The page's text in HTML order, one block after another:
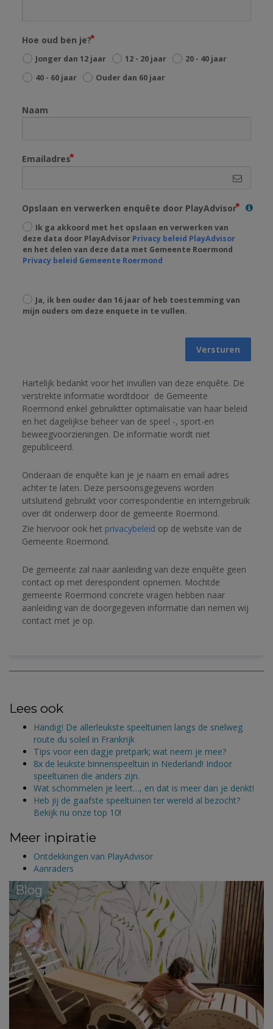
Hoe oud ben je?
Jonger dan 12 jaar 12 - 20 jaar
20 - 40 jaar
40 - 60 jaar
Ouder dan 60 jaar
Naam
Emailadres
Opslaan en verwerken enquête door PlayAdvisor
Ik ga akkoord met het opslaan en verwerken van
deze data door PlayAdvisor Privacy beleid PlayAdvisor
en het delen van deze data met Gemeente Roermond
Privacy beleid Gemeente Roermond
Ja, ik ben ouder dan 16 jaar of heb toestemming van
mijn ouders om deze enquete in te vullen.
Versturen
Hartelijk bedankt voor het invullen van deze enquête. De
verstrekte informatie wordtdoor de Gemeente
Roermond enkel gebruiktter optimalisatie van haar beleid
en het dagelijkse beheer van de speel -, sport-en
beweegvoorzieningen. De informatie wordt niet
gepubliceerd.
Onderaan de enquête kan je je naam en email adres
achter te laten. Deze persoonsgegevens worden
uitsluitend gebruikt voor correspondentie en interngebruik
over dit onderwerp door de gemeente Roermond.
Zie hiervoor ook het privacybeleid op de website van de
Gemeente Roermond.
De gemeente zal naar aanleiding van deze enquête geen
contact op met derespondent opnemen. Mochtde
gemeente Roermond concrete vragen hebben naar
aanleiding van de doorgegeven informatie dan nemen wij
contact met je op.
Lees ook
Handig! De allerleukste speeltuinen langs de snelweg
route du soleil in Frankrijk
Tips voor een dagje pretpark; wat neem je mee?
8x de leukste binnenspeeltuin in Nederland! Indoor
speeltuinen die anders zijn.
Wat schommelen je leert…, en dat is meer dan je denkt!
Heb jij de gaafste speeltuinen ter wereld al bezocht?
Bekijk nu onze top 10!
Meer inpiratie
Ontdekkingen van PlayAdvisor
Aanraders
Blog